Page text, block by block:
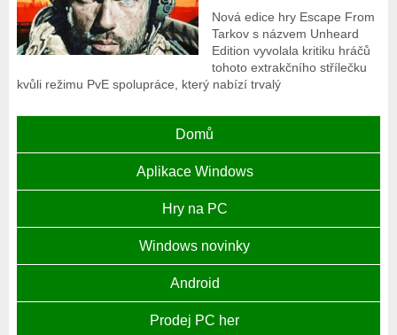
Nová edice hry Escape From
Tarkov s názvem Unheard
Edition vyvolala kritiku hráčů
tohoto extrakčního střílečku
kvůli režimu PvE spolupráce, který nabízí trvalý
Domů
Aplikace Windows
Hry na PC
Windows novinky
Android
Prodej PC her